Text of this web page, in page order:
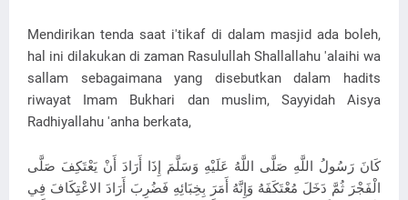
Mendirikan tenda saat i'tikaf di dalam masjid ada boleh,
hal ini dilakukan di zaman Rasulullah Shallallahu 'alaihi wa
sallam sebagaimana yang disebutkan dalam hadits
riwayat Imam Bukhari dan muslim, Sayyidah Aisya
Radhiyallahu 'anha berkata,
كَانَ رَسُولُ اللَّهِ صَلَّى اللَّهُ عَلَيْهِ وَسَلَّمَ إِذَا أَرَادَ أَنْ يَعْتَكِفَ صَلَّى
الْفَجْرَ ثُمَّ دَخَلَ مُعْتَكَفَهُ وَإِنَّهُ أَمَرَ بِخِبَائِهِ فَضُرِبَ أَرَادَ الاعْتِكَافَ فِي